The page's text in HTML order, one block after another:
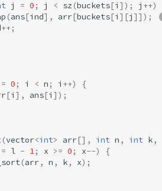
j = 0 ; j < sz (buckets[i ]); j ++)
(ans[ind], arr[buckets[i ][j ]]);
++;
= 0 ; i < n ; i ++)
{
[i ], ans[i ]);
(vector<int> arr[], int n , int k,
= l - 1; x >= 0 ; x--)
{
(arr, n , k, x);